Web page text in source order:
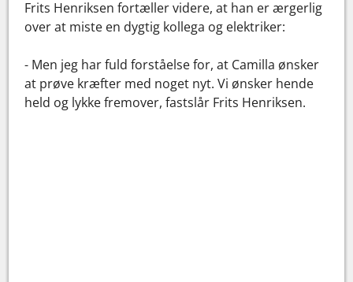
Frits Henriksen fortæller videre, at han er ærgerlig
over at miste en dygtig kollega og elektriker:
- Men jeg har fuld forståelse for, at Camilla ønsker
at prøve kræfter med noget nyt. Vi ønsker hende
held og lykke fremover, fastslår Frits Henriksen.